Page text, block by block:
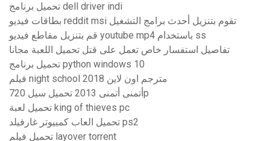
تحميل برنامج dell driver indi
بطاقات فيديو reddit msi تقوم بتنزيل أحدث برامج التشغيل
قم بتنزيل مقاطع فيديو youtube mp4 باستخدام ss
تفاصيل استفسار خاص تعمل على قتل تحميل اللعبة مجانا
تحميل برنامج python windows 10
فيلم night school 2018 مترجم اون لاين
أتمنى أتمنى 2013 تحميل سيل 720p
تحميل لعبة king of thieves pc
تحميل العاب كمبيوتر غارفيلد ps2
تحميل فيلم layover torrent